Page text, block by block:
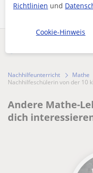
Nachhilfeunterricht Mathe
Nachhilfeschülerin von der 10
Andere Mathe-
dich
Richtlinien und
Cookie-Hinweis